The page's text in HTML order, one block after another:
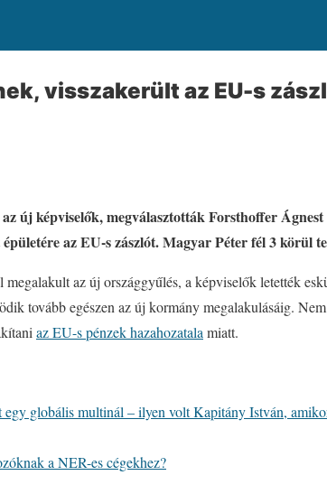
visszakerült az EU-s
új képviselők, megválasztották Forsthoffer
az EU-s zászlót. Magyar Péter fél 3 körül
az új országgyűlés, a képviselők letették
tovább egészen az új kormány megalakulásáig.
az EU-s pénzek hazahozatala miatt.
globális multinál – ilyen volt Kapitány István,
a NER-es cégekhez?